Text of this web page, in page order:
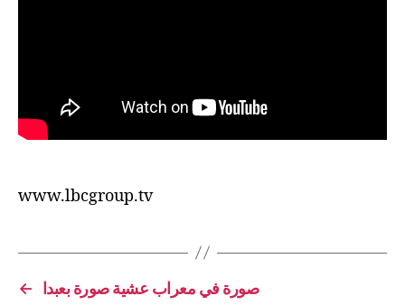
www.lbcgroup.tv
←
صورة في معراب عشية صورة بعبدا